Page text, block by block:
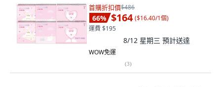
首購折扣價$486
66% $164 ($16.40/1個)
運費 $195
8/12 星期三 預計送達
WOW免運
(3)